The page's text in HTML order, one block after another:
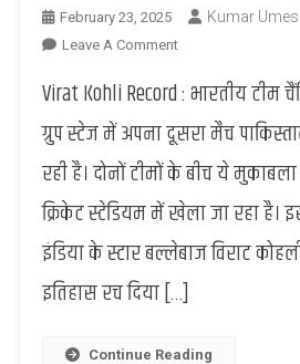
February 23, 2025 Kumar
Leave A CommentOn
Champions
Trophy
:
वन
मैच
में
कोहली
बनाया
Virat Kohli Record : भारतीय टीम
ग्रुप स्टेज में अपना दूसरा मैच
रही है। दोनों टीमों के बीच ये
क्रिकेट स्टेडियम में खेला जा रहा है।
इंडिया के स्टार बल्लेबाज विराट
इतिहास रच दिया […]
Continue Reading